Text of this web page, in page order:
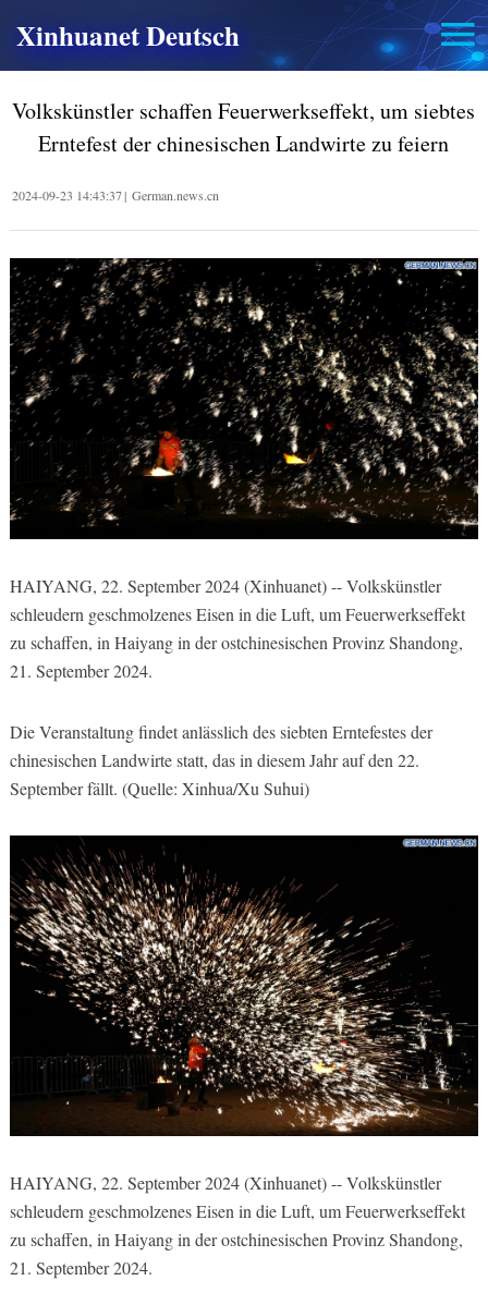
Xinhuanet Deutsch
Volkskünstler schaffen Feuerwerkseffekt, um siebtes
Erntefest der chinesischen Landwirte zu feiern
2024-09-23 14:43:37| German.news.cn
HAIYANG, 22. September 2024 (Xinhuanet) -- Volkskünstler
schleudern geschmolzenes Eisen in die Luft, um Feuerwerkseffekt
zu schaffen, in Haiyang in der ostchinesischen Provinz Shandong,
21. September 2024.
Die Veranstaltung findet anlässlich des siebten Erntefestes der
chinesischen Landwirte statt, das in diesem Jahr auf den 22.
September fällt. (Quelle: Xinhua/Xu Suhui)
HAIYANG, 22. September 2024 (Xinhuanet) -- Volkskünstler
schleudern geschmolzenes Eisen in die Luft, um Feuerwerkseffekt
zu schaffen, in Haiyang in der ostchinesischen Provinz Shandong,
21. September 2024.